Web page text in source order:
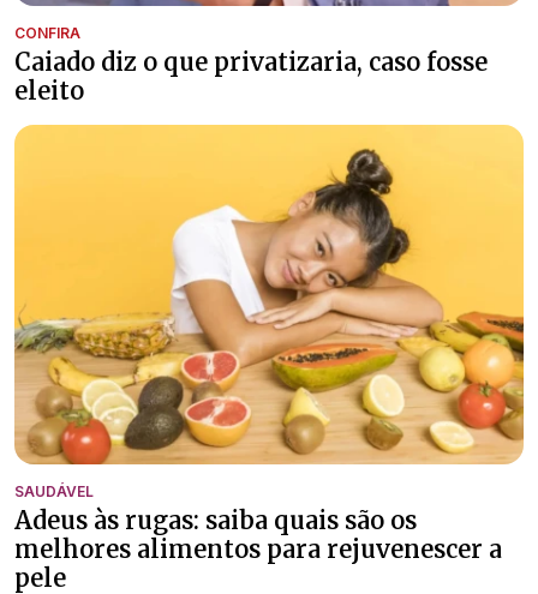
CONFIRA
Caiado diz o que privatizaria, caso fosse
eleito
SAUDÁVEL
Adeus às rugas: saiba quais são os
melhores alimentos para rejuvenescer a
pele